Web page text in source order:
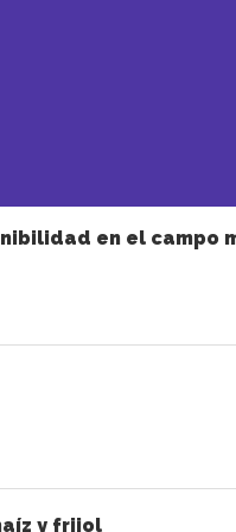
en el campo
y frijol